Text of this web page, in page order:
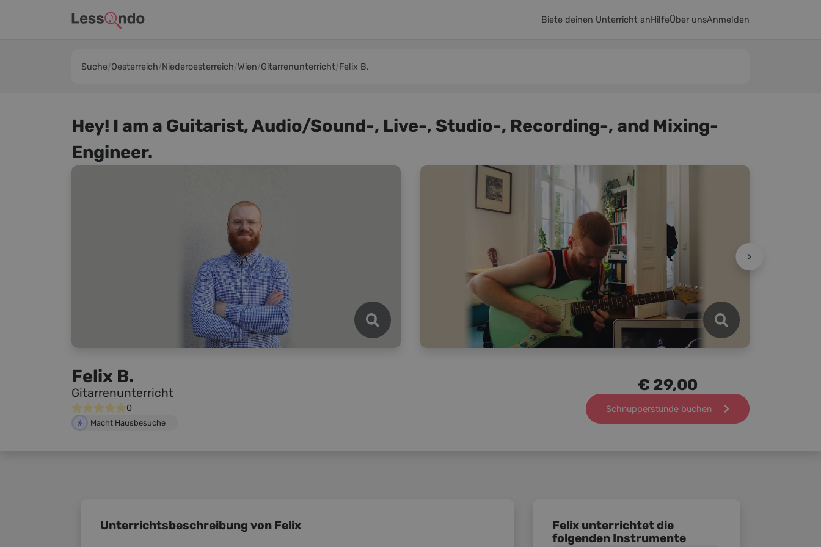
Biete deinen Unterricht anHilfeÜber unsAnmelden
Suche Oesterreich Niederoesterreich Wien Gitarrenunterricht Felix B.
Hey! I am a Guitarist, Audio/Sound-, Live-, Studio-, Recording-, and Mixing-
Engineer.
Felix B.
Gitarrenunterricht
0
Macht Hausbesuche
€ 29,00
Schnupperstunde buchen
Unterrichtsbeschreibung von Felix
Felix unterrichtet die
folgenden Instrumente